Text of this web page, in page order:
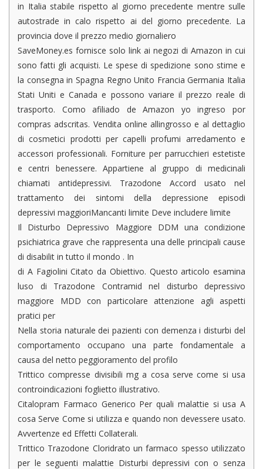
in Italia stabile rispetto al giorno precedente mentre sulle
autostrade in calo rispetto ai del giorno precedente. La
provincia dove il prezzo medio giornaliero
SaveMoney.es fornisce solo link ai negozi di Amazon in cui
sono fatti gli acquisti. Le spese di spedizione sono stime e
la consegna in Spagna Regno Unito Francia Germania Italia
Stati Uniti e Canada e possono variare il prezzo reale di
trasporto. Como afiliado de Amazon yo ingreso por
compras adscritas. Vendita online allingrosso e al dettaglio
di cosmetici prodotti per capelli profumi arredamento e
accessori professionali. Forniture per parrucchieri estetiste
e centri benessere. Appartiene al gruppo di medicinali
chiamati antidepressivi. Trazodone Accord usato nel
trattamento dei sintomi della depressione episodi
depressivi maggioriMancanti limite Deve includere limite
Il Disturbo Depressivo Maggiore DDM una condizione
psichiatrica grave che rappresenta una delle principali cause
di disabilit in tutto il mondo . In
di A Fagiolini Citato da Obiettivo. Questo articolo esamina
luso di Trazodone Contramid nel disturbo depressivo
maggiore MDD con particolare attenzione agli aspetti
pratici per
Nella storia naturale dei pazienti con demenza i disturbi del
comportamento occupano una parte fondamentale a
causa del netto peggioramento del profilo
Trittico compresse divisibili mg a cosa serve come si usa
controindicazioni foglietto illustrativo.
Citalopram Farmaco Generico Per quali malattie si usa A
cosa Serve Come si utilizza e quando non devessere usato.
Avvertenze ed Effetti Collaterali.
Trittico Trazodone Cloridrato un farmaco spesso utilizzato
per le seguenti malattie Disturbi depressivi con o senza